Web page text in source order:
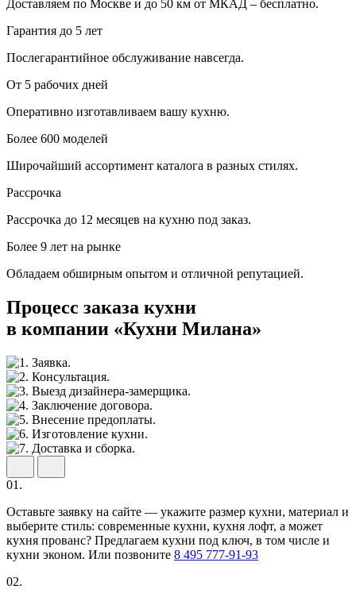
Доставляем по Москве и до 50 км от МКАД – бесплатно.
Гарантия до 5 лет
Послегарантийное обслуживание навсегда.
От 5 рабочих дней
Оперативно изготавливаем вашу кухню.
Более 600 моделей
Широчайший ассортимент каталога в разных стилях.
Рассрочка
Рассрочка до 12 месяцев на кухню под заказ.
Более 9 лет на рынке
Обладаем обширным опытом и отличной репутацией.
Процесс заказа кухни
в компании «Кухни Милана»
01.
Оставьте заявку на сайте — укажите размер кухни, материал и
выберите стиль: современные кухни, кухня лофт, а может
кухня прованс? Предлагаем кухни под ключ, в том числе и
кухни эконом. Или позвоните 8 495 777-91-93
02.